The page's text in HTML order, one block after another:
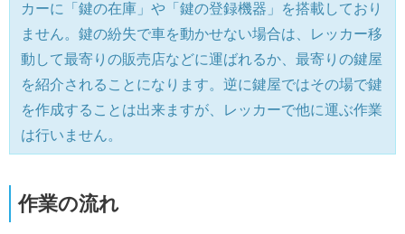
カーに「鍵の在庫」や「鍵の登録機器」を搭載しており
ません。鍵の紛失で車を動かせない場合は、レッカー移
動して最寄りの販売店などに運ばれるか、最寄りの鍵屋
を紹介されることになります。逆に鍵屋ではその場で鍵
を作成することは出来ますが、レッカーで他に運ぶ作業
は行いません。
作業の流れ